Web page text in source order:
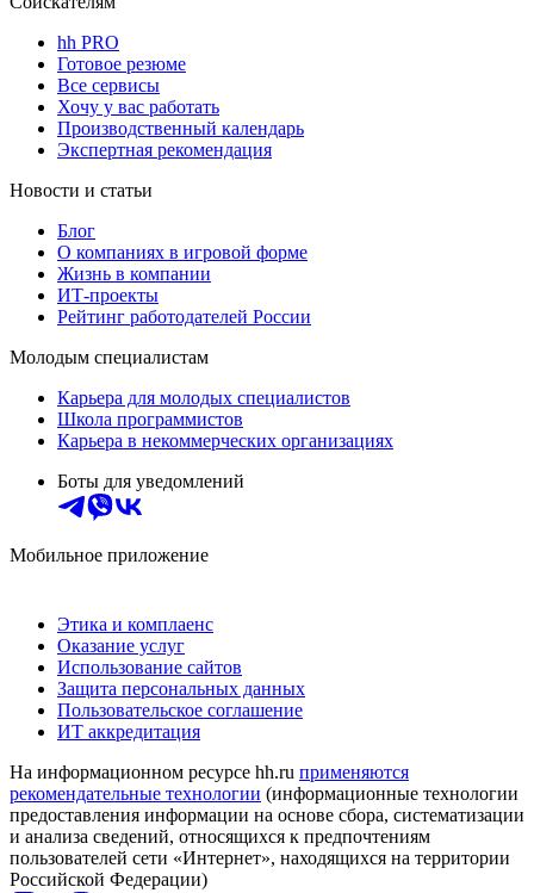
hh PRO
Готовое резюме
Все сервисы
Хочу у вас работать
Производственный календарь
Экспертная рекомендация
Новости и статьи
Блог
О компаниях в игровой форме
Жизнь в компании
ИТ-проекты
Рейтинг работодателей России
Молодым специалистам
Карьера для молодых специалистов
Школа программистов
Карьера в некоммерческих организациях
Боты для уведомлений
Мобильное приложение
Этика и комплаенс
Оказание услуг
Использование сайтов
Защита персональных данных
Пользовательское соглашение
ИТ аккредитация
На информационном ресурсе hh.ru применяются
рекомендательные технологии (информационные технологии
предоставления информации на основе сбора, систематизации
и анализа сведений, относящихся к предпочтениям
пользователей сети «Интернет», находящихся на территории
Российской Федерации)